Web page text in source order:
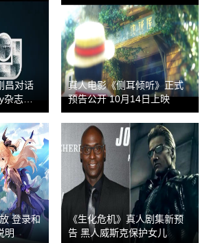
昌对话
志新
真人电影《侧耳倾听》正式
预告公开 10月14日上映
登录和
明
《生化危机》真人剧集新预
告 黑人威斯克保护女儿